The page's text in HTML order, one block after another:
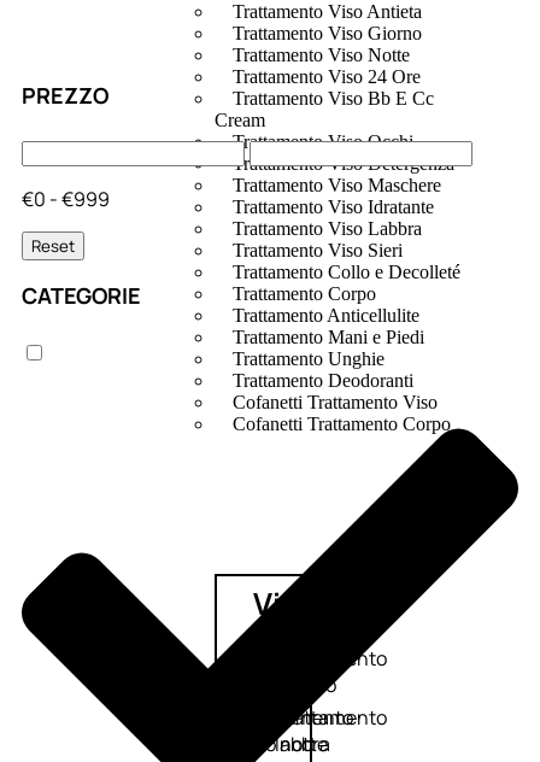
Trattamento Viso Antieta
Trattamento Viso Giorno
Trattamento Viso Notte
Trattamento Viso 24 Ore
Trattamento Viso Bb E Cc
Cream
Trattamento Viso Occhi
Trattamento Viso Detergenza
Trattamento Viso Maschere
Trattamento Viso Idratante
Trattamento Viso Labbra
Trattamento Viso Sieri
Trattamento Collo e Decolleté
Trattamento Corpo
Trattamento Anticellulite
Trattamento Mani e Piedi
Trattamento Unghie
Trattamento Deodoranti
Cofanetti Trattamento Viso
Cofanetti Trattamento Corpo
Viso
Trattamento
viso giorno
Trattamento
viso notte
Trattamento
occhi
Trattamento
labbra
PREZZO
€0 - €999
Reset
CATEGORIE